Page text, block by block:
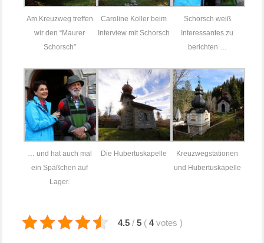
Am Kreuzweg treffen
wir den “Maurer
Schorsch”
Caroline Koller beim
Interview mit Schorsch
Schorsch weiß
Interessantes zu
berichten …
… und hat auch mal
ein Späßchen auf
Lager.
Die Hubertuskapelle
Kreuzwegstationen
und Hubertuskapelle
4.5 / 5 ( 4 votes)